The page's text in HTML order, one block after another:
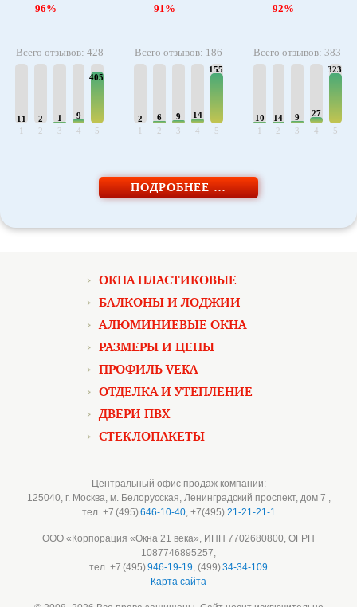
96%
Всего отзывов: 428
11
1
2
2
1
3
9
4
405
5
91%
Всего отзывов: 186
2
1
6
2
9
3
14
4
155
5
92%
Всего отзывов: 383
10
1
14
2
9
3
27
4
323
5
ПОДРОБНЕЕ …
ОКНА ПЛАСТИКОВЫЕ
БАЛКОНЫ И ЛОДЖИИ
АЛЮМИНИЕВЫЕ ОКНА
РАЗМЕРЫ И ЦЕНЫ
ПРОФИЛЬ VEKA
ОТДЕЛКА И УТЕПЛЕНИЕ
ДВЕРИ ПВХ
СТЕКЛОПАКЕТЫ
Центральный офис продаж компании:
125040, г. Москва, м. Белорусская, Ленинградский проспект, дом 7 ,
тел. +7 (495)646-10-40, +7(495) 21-21-21-1
ООО «Корпорация «Окна 21 века», ИНН 7702680800, ОГРН
1087746895257,
тел. +7 (495)946-19-19, (499)34-34-109
Карта сайта